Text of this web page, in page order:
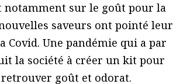
notamment sur le goût pour la
saveurs ont pointé leur
Covid. Une pandémie qui a par
la société à créer un kit pour
goût et odorat.